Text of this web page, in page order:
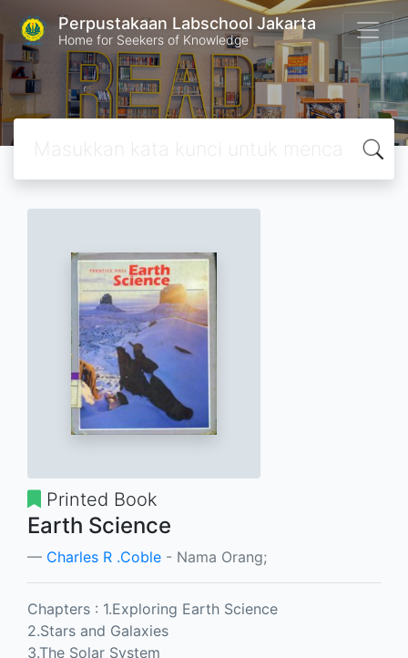
Perpustakaan Labschool Jakarta
Home for Seekers of Knowledge
Printed Book
Earth Science
Charles R .Coble - Nama Orang;
Chapters : 1.Exploring Earth Science
2.Stars and Galaxies
3.The Solar System